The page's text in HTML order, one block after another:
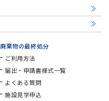
廃棄物の最終処分
ご利用方法
届出・申請書様式一覧
よくある質問
施設見学申込